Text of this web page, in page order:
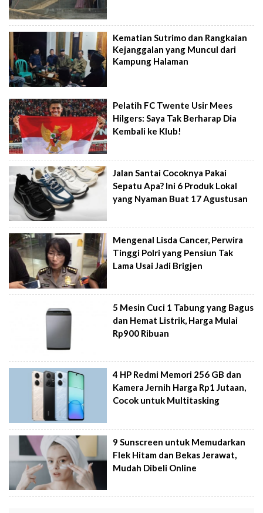
Kematian Sutrimo dan Rangkaian
Kejanggalan yang Muncul dari
Kampung Halaman
Pelatih FC Twente Usir Mees
Hilgers: Saya Tak Berharap Dia
Kembali ke Klub!
Jalan Santai Cocoknya Pakai
Sepatu Apa? Ini 6 Produk Lokal
yang Nyaman Buat 17 Agustusan
Mengenal Lisda Cancer, Perwira
Tinggi Polri yang Pensiun Tak
Lama Usai Jadi Brigjen
5 Mesin Cuci 1 Tabung yang Bagus
dan Hemat Listrik, Harga Mulai
Rp900 Ribuan
4 HP Redmi Memori 256 GB dan
Kamera Jernih Harga Rp1 Jutaan,
Cocok untuk Multitasking
9 Sunscreen untuk Memudarkan
Flek Hitam dan Bekas Jerawat,
Mudah Dibeli Online